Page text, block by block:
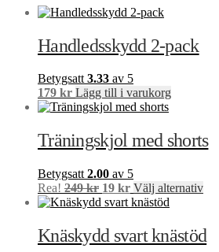
varianter.
olika
alternativen
väljas
på
produktsidan
Handledsskydd 2-pack
Betygsatt3.33 av 5
179 kr Lägg till i varukorg
Träningskjol med shorts
Betygsatt 2.00 av 5
Rea! 249kr Det
ursprungliga
var:
249 kr.
19 krDet
nuvarande
är:
19 kr.
Välj alternativDen
har
flera
Knäskydd svart knästöd